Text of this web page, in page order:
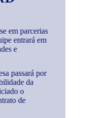
em parcerias
entrará em
e
passará por
da
o
de